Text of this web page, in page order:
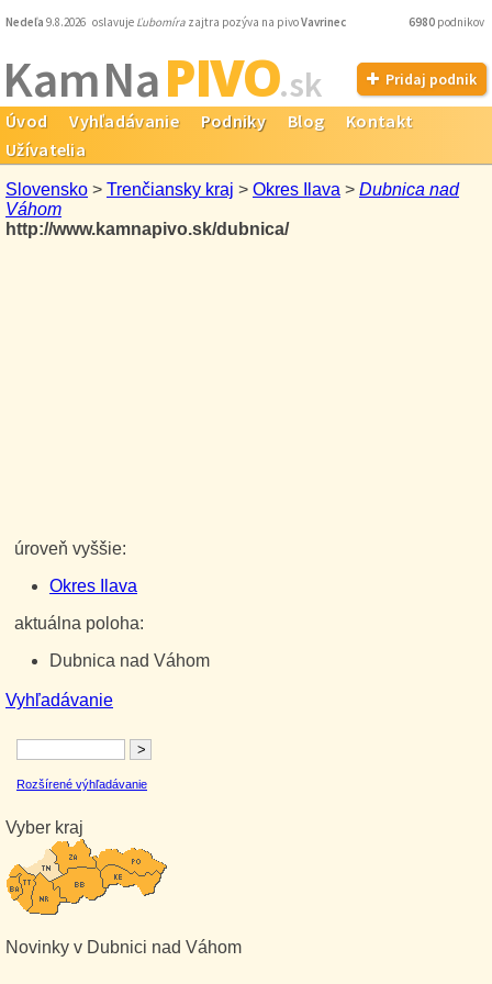
Nedeľa 9.8.2026 oslavuje Ľubomíra zajtra pozýva na pivoVavrinec 6980 podnikov
Kam NaPIVO.sk Pridaj podnik
Úvod Vyhľadávanie Podniky Blog
Kontakt
Užívatelia
Slovensko > Trenčiansky kraj > Okres Ilava > Dubnica nad
Váhom
Vyhľadávanie
Rozšírené výhľadávanie
Vyber kraj
Novinky v Dubnici nad Váhom
http://www.kamnapivo.sk/dubnica/
úroveň vyššie:
Okres Ilava
aktuálna poloha:
Dubnica nad Váhom